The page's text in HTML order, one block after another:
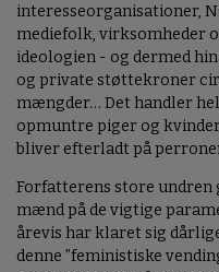
interesseorganisationer,
mediefolk, virksomheder
ideologien - og dermed
og private støttekroner
mængder… Det handler
opmuntre piger og
bliver efterladt på
Forfatterens store undren
mænd på de vigtige
årevis har klaret sig
denne ”feministiske